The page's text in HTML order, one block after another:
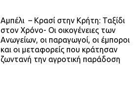
Αμπέλι – Κρασί στην Κρήτη: Ταξίδι
στον Χρόνο- Οι οικογένειες των
Ανωγείων, οι παραγωγοί, οι έμποροι
και οι μεταφορείς που κράτησαν
ζωντανή την αγροτική παράδοση